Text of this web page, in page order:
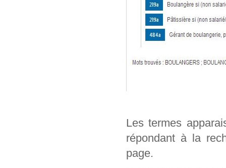
Les termes
répondant à la
page.